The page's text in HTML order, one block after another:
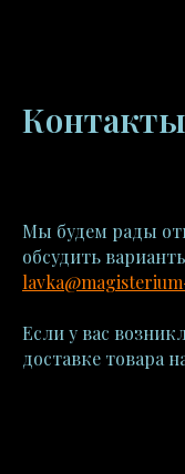
Контакты
Мы будем рады
обсудить
Если у вас
доставке товара